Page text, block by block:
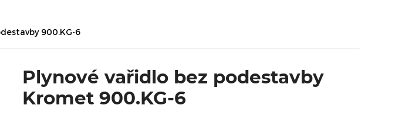
900.KG-6
Plynové vařidlo bez podestavby
Kromet 900.KG-6